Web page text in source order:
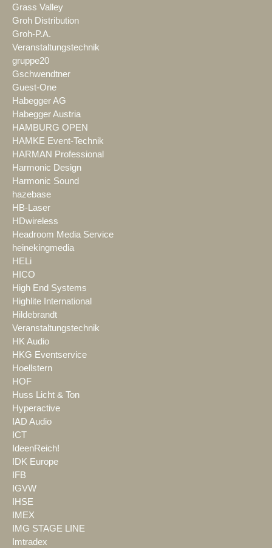
Grass Valley
Groh Distribution
Groh-P.A.
Veranstaltungstechnik
gruppe20
Gschwendtner
Guest-One
Habegger AG
Habegger Austria
HAMBURG OPEN
HAMKE Event-Technik
HARMAN Professional
Harmonic Design
Harmonic Sound
hazebase
HB-Laser
HDwireless
Headroom Media Service
heinekingmedia
HELi
HICO
High End Systems
Highlite International
Hildebrandt
Veranstaltungstechnik
HK Audio
HKG Eventservice
Hoellstern
HOF
Huss Licht & Ton
Hyperactive
IAD Audio
ICT
IdeenReich!
IDK Europe
IFB
IGVW
IHSE
IMEX
IMG STAGE LINE
Imtradex